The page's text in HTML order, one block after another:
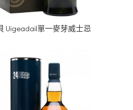
Uigeadail單一麥芽威士忌